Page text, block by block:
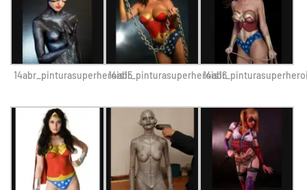
14abr_pinturasuperherois1514abr_pinturasuperherois16